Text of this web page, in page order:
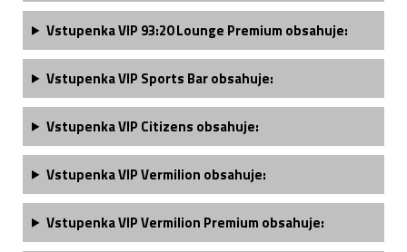
Vstupenka VIP 93:20 Lounge Premium obsahuje:
Vstupenka VIP Sports Bar obsahuje:
Vstupenka VIP Citizens obsahuje:
Vstupenka VIP Vermilion obsahuje:
Vstupenka VIP Vermilion Premium obsahuje: